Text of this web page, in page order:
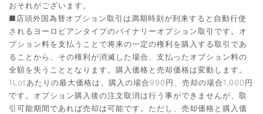
おそれがございます。
■店頭外国為替オプション取引は満期時刻が到来すると自動行使
されるヨーロピアンタイプのバイナリーオプション取引です。オ
プション料を支払うことで将来の一定の権利を購入する取引であ
ることから、その権利が消滅した場合、支払ったオプション料の
全額を失うこととなります。購入価格と売却価格は変動します。
1Lotあたりの最大価格は、購入の場合990円、売却の場合1,000円
です。オプション購入後の注文取消は行う事ができませんが、取
引可能期間であれば売却は可能です。ただし、売却価格と購入価